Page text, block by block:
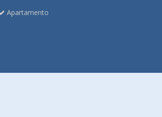
Apartamento